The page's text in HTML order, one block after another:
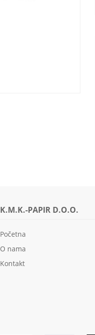
K.M.K.-PAPIR D.O.O.
Početna
O nama
Kontakt